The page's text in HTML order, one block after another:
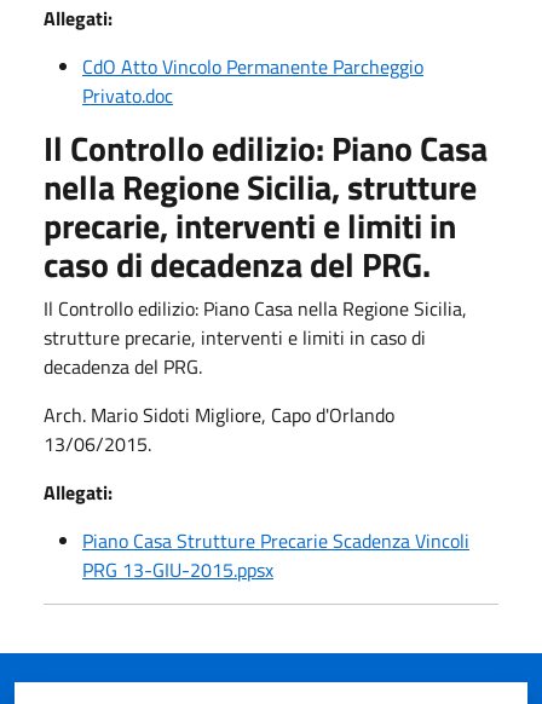
Allegati:
CdO Atto Vincolo Permanente Parcheggio
Privato.doc
Il Controllo edilizio: Piano Casa
nella Regione Sicilia, strutture
precarie, interventi e limiti in
caso di decadenza del PRG.
Il Controllo edilizio: Piano Casa nella Regione Sicilia,
strutture precarie, interventi e limiti in caso di
decadenza del PRG.
Arch. Mario Sidoti Migliore, Capo d'Orlando
13/06/2015.
Allegati:
Piano Casa Strutture Precarie Scadenza Vincoli
PRG 13-GIU-2015.ppsx